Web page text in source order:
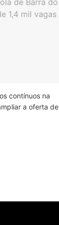
contínuos na
a oferta de